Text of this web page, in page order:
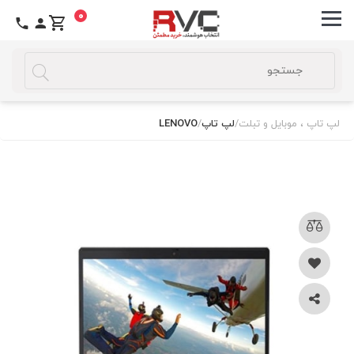
0
لپ تاپ ، موبایل و تبلت/لپ تاپ/
LENOVO